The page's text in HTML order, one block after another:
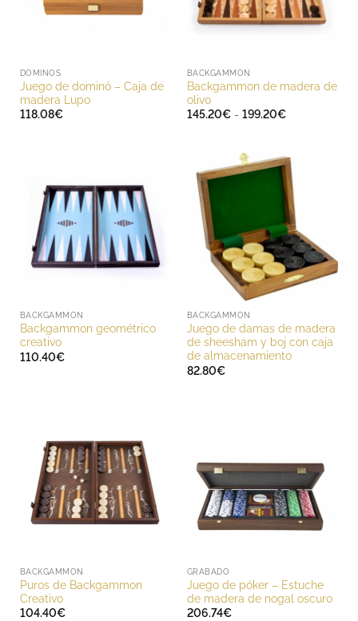
DOMINOS
Juego de dominó – Caja de
madera Lupo
118.08€
BACKGAMMON
Backgammon de madera de
olivo
145.20€ - 199.20€Rango
145.20€
hasta
199.20€
BACKGAMMON
Backgammon geométrico
creativo
110.40€
BACKGAMMON
Juego de damas de madera
de sheesham y boj con caja
de almacenamiento
82.80€
BACKGAMMON
Puros de Backgammon
Creativo
104.40€
GRABADO
Juego de póker – Estuche
de madera de nogal oscuro
206.74€